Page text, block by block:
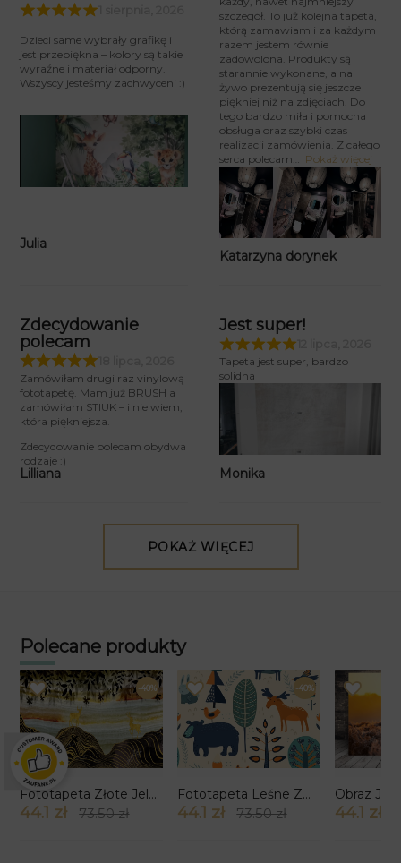
Dzieci same wybrały grafikę i
jest przepiękna – kolory są takie
wyraźne i materiał odporny.
Wszyscy jesteśmy zachwyceni :)
Julia
szczegół. To już kolejna tapeta,
którą zamawiam i za każdym
razem jestem równie
zadowolona. Produkty są
starannie wykonane, a na
żywo prezentują się jeszcze
piękniej niż na zdjęciach. Do
tego bardzo miła i pomocna
obsługa oraz szybki czas
realizacji zamówienia. Z całego
serca polecam
Pokaż więcej
Katarzyna dorynek
Zdecydowanie
polecam
18 lipca, 2026
Zamówiłam drugi raz vinylową
fototapetę. Mam już BRUSH a
zamówiłam STIUK – i nie wiem,
która piękniejsza.
Zdecydowanie polecam obydwa
rodzaje :)
Lilliana
Jest super!
Tapeta jest super, bardzo
solidna
Monika
POKAŻ WIĘCEJ
Polecane produkty
-40%
Fototapeta Złote Jelenie wzór 2
44.1 zł 73.50 zł
-40%
Fototapeta Leśne Zwierzaki wzór 4
44.1 zł 73.50 zł 44.1 zł
×